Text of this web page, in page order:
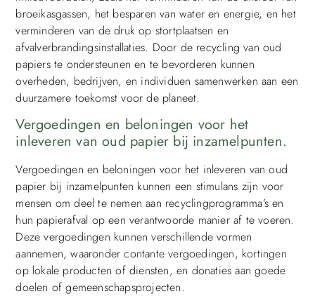
broeikasgassen, het besparen van water en energie, en het
verminderen van de druk op stortplaatsen en
afvalverbrandingsinstallaties. Door de recycling van oud
papiers te ondersteunen en te bevorderen kunnen
overheden, bedrijven, en individuen samenwerken aan een
duurzamere toekomst voor de planeet.
Vergoedingen en beloningen voor het
inleveren van oud papier bij inzamelpunten.
Vergoedingen en beloningen voor het inleveren van oud
papier bij inzamelpunten kunnen een stimulans zijn voor
mensen om deel te nemen aan recyclingprogramma’s en
hun papierafval op een verantwoorde manier af te voeren.
Deze vergoedingen kunnen verschillende vormen
aannemen, waaronder contante vergoedingen, kortingen
op lokale producten of diensten, en donaties aan goede
doelen of gemeenschapsprojecten.